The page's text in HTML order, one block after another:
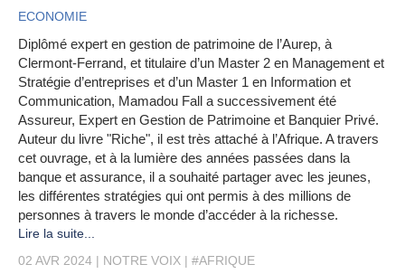
ECONOMIE
Diplômé expert en gestion de patrimoine de l’Aurep, à
Clermont-Ferrand, et titulaire d’un Master 2 en Management et
Stratégie d’entreprises et d’un Master 1 en Information et
Communication, Mamadou Fall a successivement été
Assureur, Expert en Gestion de Patrimoine et Banquier Privé.
Auteur du livre "Riche", il est très attaché à l’Afrique. A travers
cet ouvrage, et à la lumière des années passées dans la
banque et assurance, il a souhaité partager avec les jeunes,
les différentes stratégies qui ont permis à des millions de
personnes à travers le monde d’accéder à la richesse.
Lire la suite...
02 AVR 2024
NOTRE VOIX #AFRIQUE